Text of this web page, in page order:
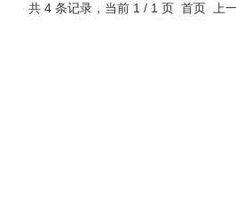
共 4 条记录，当前 1 / 1 页 首页 上